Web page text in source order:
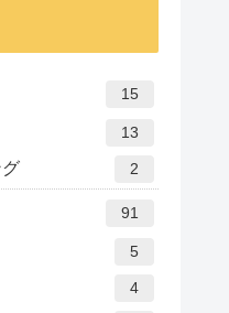
15
13
2
91
5
4